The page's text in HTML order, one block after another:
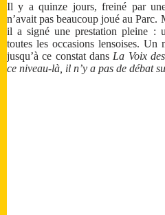
Il y a quinze jours, freiné par
n’avait pas beaucoup joué au
il a signé une prestation pleine :
toutes les occasions lensoises. Un
jusqu’à ce constat dans La Voix
ce niveau-là, il n’y a pas de débat